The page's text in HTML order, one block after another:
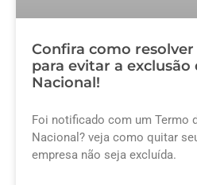
Confira como
para evitar a exclusão
Nacional!
Foi notificado com um Termo
Nacional? veja como quitar
empresa não seja excluída.